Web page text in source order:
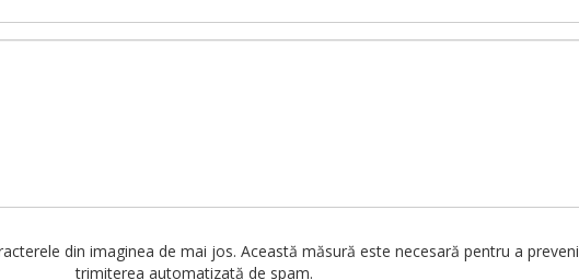
din imaginea de mai jos. Această măsură este necesară pentru a preveni
trimiterea automatizată de spam.